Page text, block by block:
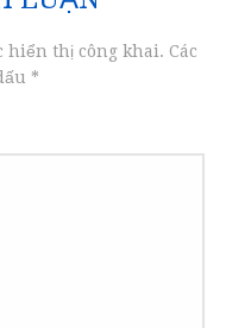
hiển thị công khai. Các
*